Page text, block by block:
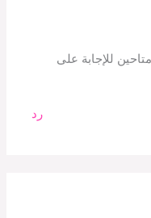
للإجابة على
رد